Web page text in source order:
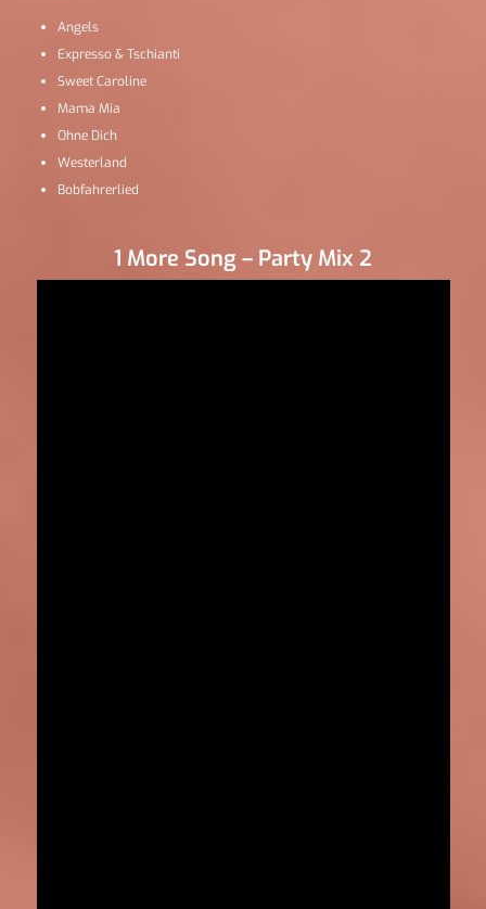
Angels
Expresso & Tschianti
Sweet Caroline
Mama Mia
Ohne Dich
Westerland
Bobfahrerlied
1 More Song – Party Mix 2